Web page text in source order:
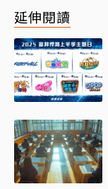
延伸閱讀